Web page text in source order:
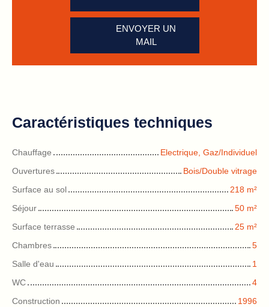
ENVOYER UN
MAIL
Caractéristiques techniques
Chauffage
Electrique, Gaz/Individuel
Ouvertures
Bois/Double vitrage
Surface au sol
218 m²
Séjour
50 m²
Surface terrasse
25 m²
Chambres
5
Salle d'eau
1
WC
4
Construction
1996